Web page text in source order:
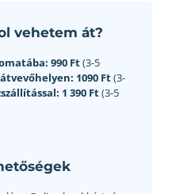
vehetem át?
990 Ft(3-5
1090 Ft(3-
1 390 Ft(3-5